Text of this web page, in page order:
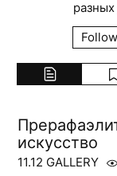
Follow
искусство
11.12 GALLERY